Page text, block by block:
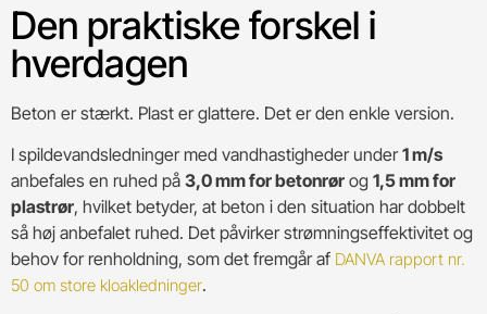
Den praktiske forskel i
hverdagen
Beton er stærkt. Plast er glattere. Det er den enkle version.
I spildevandsledninger med vandhastigheder under1 m/s
anbefales en ruhed på 3,0 mm for betonrør og 1,5 mm for
plastrør, hvilket betyder, at beton i den situation har dobbelt
så høj anbefalet ruhed. Det påvirker strømningseffektivitet og
behov for renholdning, som det fremgår af DANVA rapport nr.
50 om store kloakledninger.